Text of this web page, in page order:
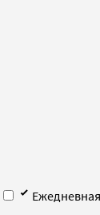
Ежедневная